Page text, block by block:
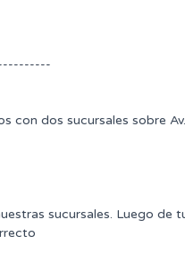
con dos sucursales sobre
sucursales. Luego de